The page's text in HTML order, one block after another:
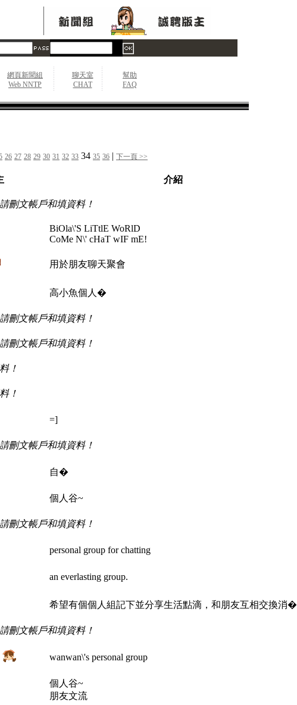
網頁新聞組
Web NNTP
聊天室
CHAT
幫助
FAQ
26 27 28 29 30 31 32 33 34 35 36 | 下一頁 >>
介紹
刪文帳戶和填資料！
BiOla\'S LiTtlE WoRlD
CoMe N\' cHaT wIF mE!
用於朋友聊天聚會
高小魚個人�
刪文帳戶和填資料！
刪文帳戶和填資料！
！
！
=]
刪文帳戶和填資料！
自�
個人谷~
刪文帳戶和填資料！
personal group for chatting
an everlasting group.
希望有個個人組記下並分享生活點滴，和朋友互相交換消�
刪文帳戶和填資料！
wanwan\'s personal group
個人谷~
朋友文流